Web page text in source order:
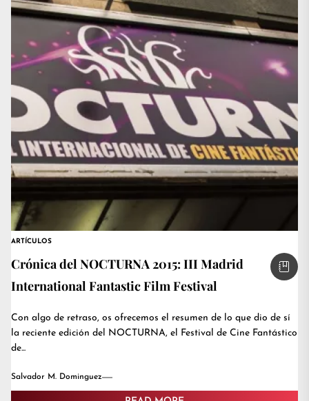
ARTÍCULOS
Crónica del NOCTURNA 2015: III Madrid
International Fantastic Film Festival
Con algo de retraso, os ofrecemos el resumen de lo que dio de sí
la reciente edición del NOCTURNA, el Festival de Cine Fantástico
de...
Salvador M. Dominguez